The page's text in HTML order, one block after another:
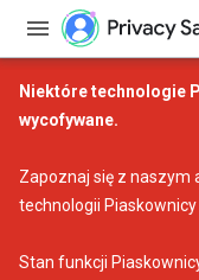
Niektóre technologie
wycofywane.
Zapoznaj się z naszym
technologii
Stan funkcji